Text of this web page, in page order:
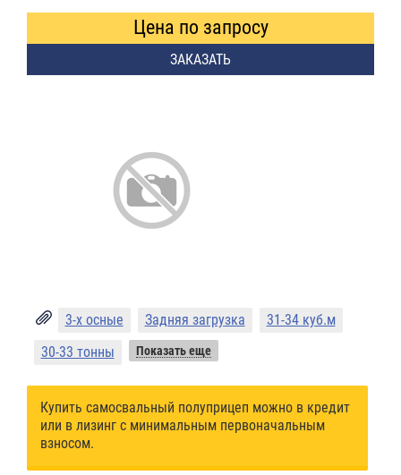
Цена по запросу
ЗАКАЗАТЬ
3-х осные Задняя загрузка
31-34 куб.м
30-33 тонны
Показать еще
Купить самосвальный полуприцеп можно в кредит
или в лизинг с минимальным первоначальным
взносом.